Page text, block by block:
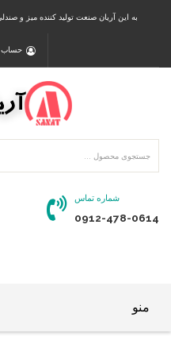
به این آریان صنعت تولید کننده میز و
حساب
شماره تماس
0912-478-0614
منو